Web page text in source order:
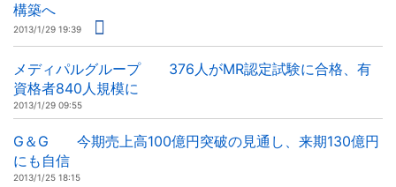
構築へ
2013/1/29 19:39
メディパルグループ 376人がMR認定試験に合格、有
資格者840人規模に
2013/1/29 09:55
G＆G 今期売上高100億円突破の見通し、来期130億円
にも自信
2013/1/25 18:15